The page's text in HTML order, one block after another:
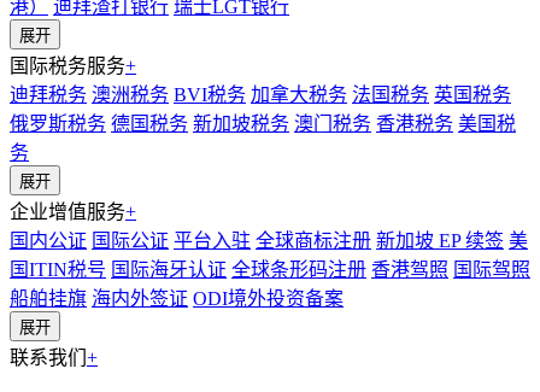
港） 迪拜渣打银行 瑞士LGT银行
展开
国际税务服务+
迪拜税务 澳洲税务 BVI税务 加拿大税务 法国税务 英国税务
俄罗斯税务 德国税务 新加坡税务 澳门税务 香港税务 美国税
务
展开
企业增值服务+
国内公证 国际公证 平台入驻 全球商标注册 新加坡 EP 续签 美
国ITIN税号 国际海牙认证 全球条形码注册 香港驾照 国际驾照
船舶挂旗 海内外签证 ODI境外投资备案
展开
联系我们 +